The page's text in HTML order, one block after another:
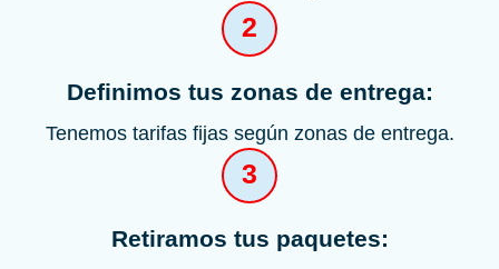
2
Definimos tus zonas de entrega:
Tenemos tarifas fijas según zonas de entrega.
3
Retiramos tus paquetes: